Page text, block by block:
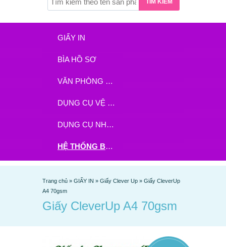
TÌM KIẾM
GIẤY IN
BÌA HỒ SƠ
VĂN PHÒNG PHẨM
DỤNG CỤ VỆ SINH
DỤNG CỤ NHÀ BẾP
HỆ THỐNG BHX - TGDĐ ĐẶT HÀNG TẠI ĐÂY
Trang chủ » GIẤY IN » Giấy Clever Up » Giấy CleverUp
A4 70gsm
Giấy CleverUp A4 70gsm